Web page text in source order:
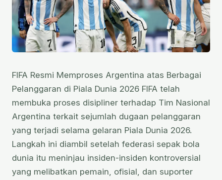
FIFA Resmi Memproses Argentina atas Berbagai
Pelanggaran di Piala Dunia 2026 FIFA telah
membuka proses disipliner terhadap Tim Nasional
Argentina terkait sejumlah dugaan pelanggaran
yang terjadi selama gelaran Piala Dunia 2026.
Langkah ini diambil setelah federasi sepak bola
dunia itu meninjau insiden-insiden kontroversial
yang melibatkan pemain, ofisial, dan suporter